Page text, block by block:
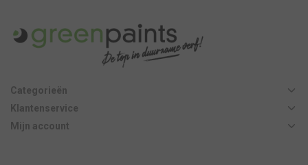
Categorieën
Klantenservice
Mijn account